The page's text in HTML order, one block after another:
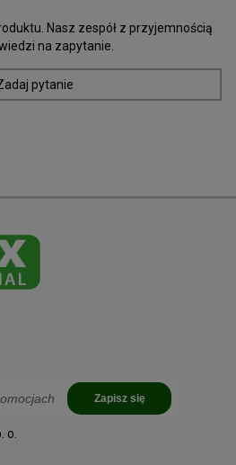
Nasz zespół z przyjemnością
na zapytanie.
pytanie
Zapisz się
o.